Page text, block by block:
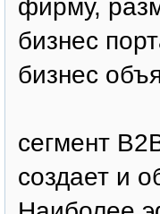
фирму,
бизнес
бизнес
сегмент
создает и